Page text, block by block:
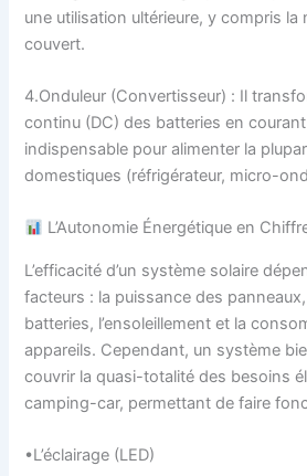
une utilisation ultérieure, y compris la
couvert.
4.Onduleur (Convertisseur) : Il
continu (DC) des batteries en
indispensable pour alimenter la
domestiques (réfrigérateur, micro-
L’Autonomie Énergétique en
L’efficacité d’un système solaire
facteurs : la puissance des
batteries, l’ensoleillement et la
appareils. Cependant, un système
couvrir la quasi-totalité des besoins
camping-car, permettant de faire
•L’éclairage (LED)